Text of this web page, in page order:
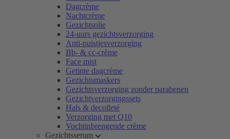
Dagcrème
Nachtcrème
Gezichtsolie
24-uurs gezichtsverzorging
Anti-puistjesverzorging
Bb- & cc-crème
Face mist
Getinte dagcrème
Gezichtsmaskers
Gezichtsverzorging zonder parabenen
Gezichtverzorgingssets
Hals & decolleté
Verzorging met Q10
Vochtinbrengende crème
Gezichtsserum